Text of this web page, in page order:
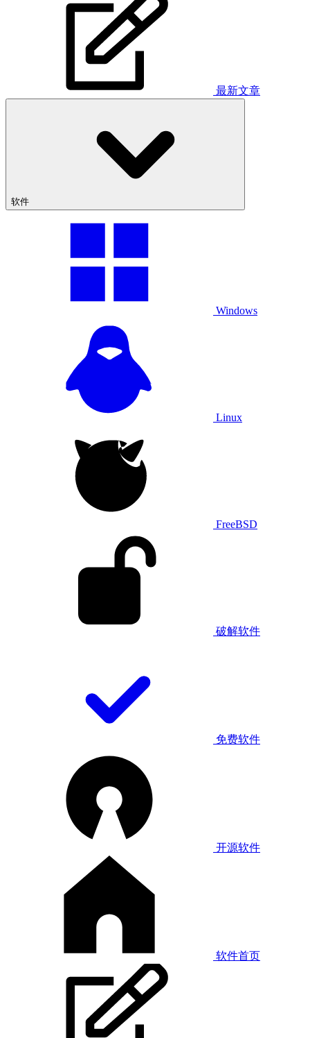
最新文章
软件
Windows
Linux
FreeBSD
破解软件
免费软件
开源软件
软件首页